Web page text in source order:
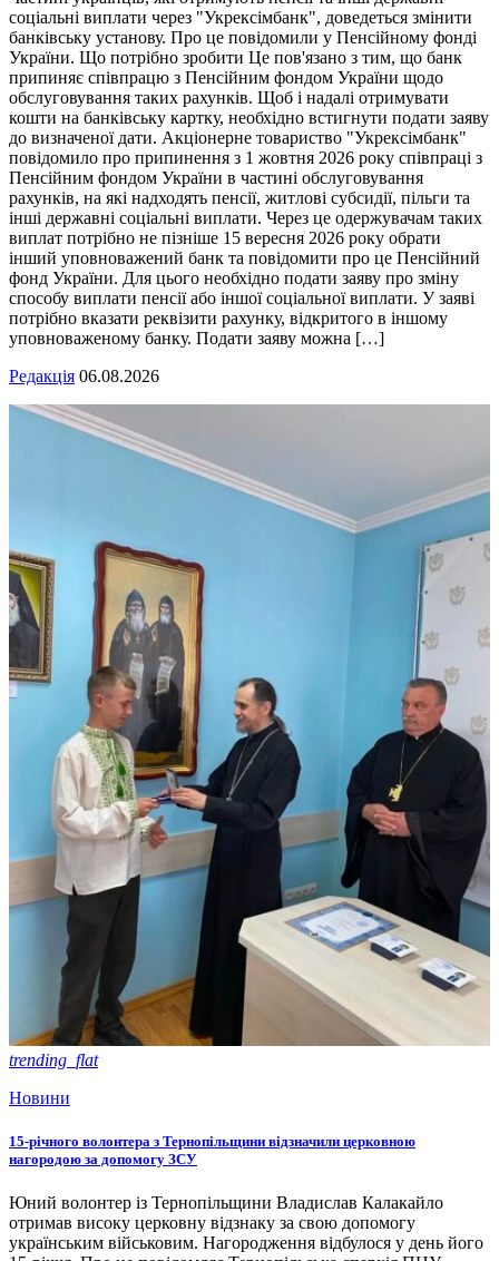
соціальні виплати через "Укрексімбанк", доведеться змінити
банківську установу. Про це повідомили у Пенсійному фонді
України. Що потрібно зробити Це пов'язано з тим, що банк
припиняє співпрацю з Пенсійним фондом України щодо
обслуговування таких рахунків. Щоб і надалі отримувати
кошти на банківську картку, необхідно встигнути подати заяву
до визначеної дати. Акціонерне товариство "Укрексімбанк"
повідомило про припинення з 1 жовтня 2026 року співпраці з
Пенсійним фондом України в частині обслуговування
рахунків, на які надходять пенсії, житлові субсидії, пільги та
інші державні соціальні виплати. Через це одержувачам таких
виплат потрібно не пізніше 15 вересня 2026 року обрати
інший уповноважений банк та повідомити про це Пенсійний
фонд України. Для цього необхідно подати заяву про зміну
способу виплати пенсії або іншої соціальної виплати. У заяві
потрібно вказати реквізити рахунку, відкритого в іншому
уповноваженому банку. Подати заяву можна […]
Редакція 06.08.2026
trending_flat
Новини
15-річного волонтера з Тернопільщини відзначили церковною
нагородою за допомогу ЗСУ
Юний волонтер із Тернопільщини Владислав Калакайло
отримав високу церковну відзнаку за свою допомогу
українським військовим. Нагородження відбулося у день його